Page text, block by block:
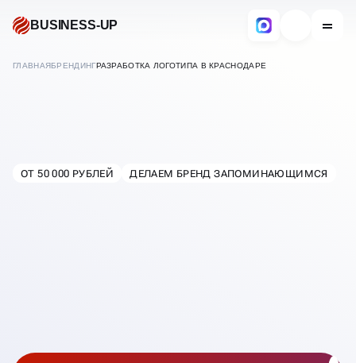
BUSINESS-UP
ГЛАВНАЯБРЕНДИНГРАЗРАБОТКА ЛОГОТИПА В КРАСНОДАРЕ
РАЗРАБОТКА ЛОГОТИПОВ
ОТ 50 000 РУБЛЕЙ ДЕЛАЕМ БРЕНД ЗАПОМИНАЮЩИМСЯ